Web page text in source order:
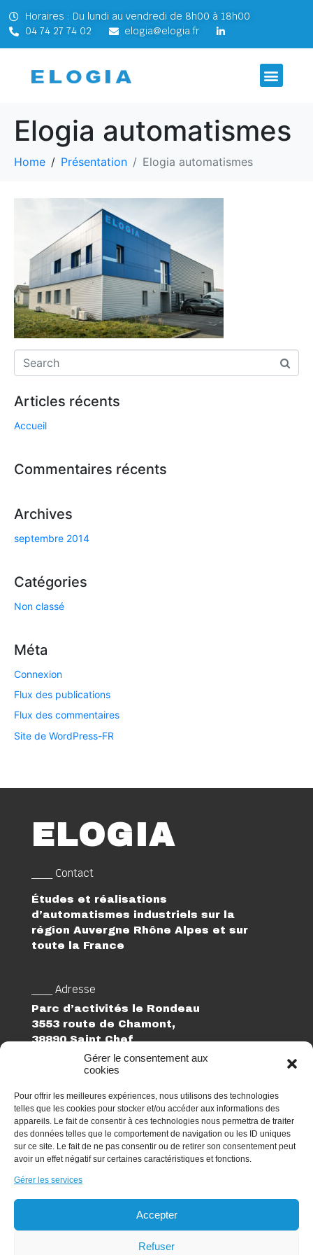
Gérer le consentement aux
cookies
Pour offrir les meilleures expériences, nous utilisons des technologies
telles que les cookies pour stocker et/ou accéder aux informations des
appareils. Le fait de consentir à ces technologies nous permettra de traiter
des données telles que le comportement de navigation ou les ID uniques
sur ce site. Le fait de ne pas consentir ou de retirer son consentement peut
avoir un effet négatif sur certaines caractéristiques et fonctions.
Gérer les services
Accepter
Refuser
Horaires : Du lundi au vendredi de 8h00 à 18h00
04 74 27 74 02
elogia@elogia.fr
Elogia automatismes
Home Présentation Elogia automatismes
Articles récents
Accueil
Commentaires récents
Archives
septembre 2014
Catégories
Non classé
Méta
Connexion
Flux des publications
Flux des commentaires
Site de WordPress-FR
ELOGIA
___ Contact
Études et réalisations
d’automatismes industriels sur la
région Auvergne Rhône Alpes et sur
toute la France
___ Adresse
Parc d’activités le Rondeau
3553 route de Chamont,
38890 Saint Chef
___ Suivez-nous
Linkedin
___ Téléphone
04 74 27 74 02
___ Email
elogia@elogia.fr
Candidature spontanée